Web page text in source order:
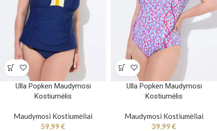
Ulla Popken Maudymosi
Kostiumėlis
Maudymosi Kostiumėliai
59,99 €
Ulla Popken Maudymosi
Kostiumėlis
Maudymosi Kostiumėliai
39,99 €